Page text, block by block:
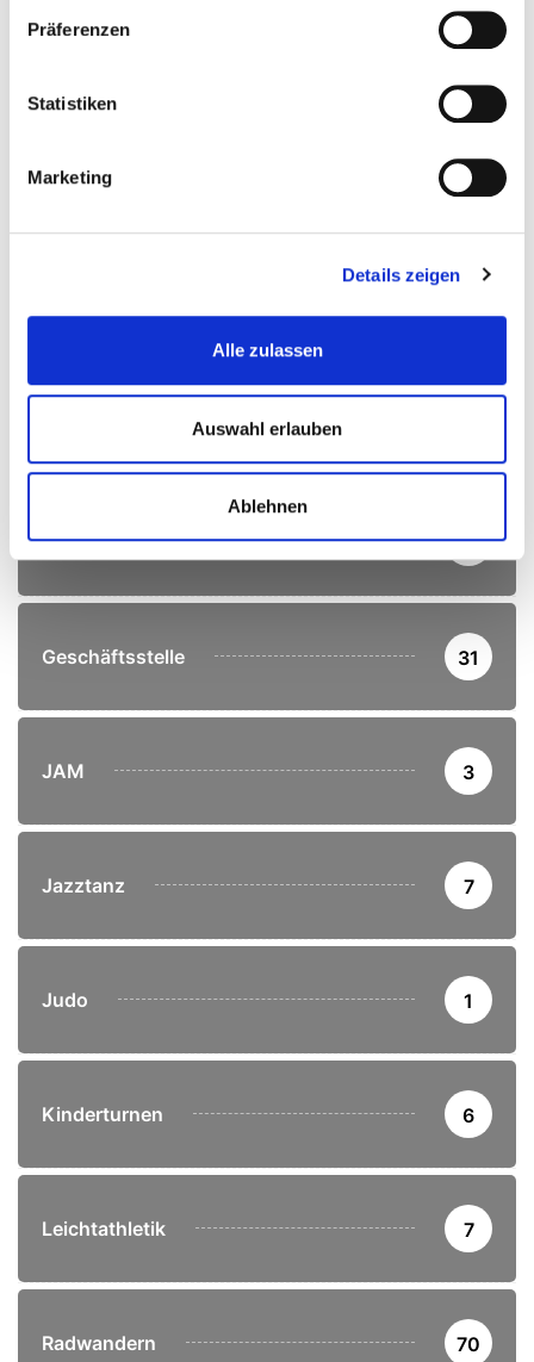
Präferenzen
Statistiken
Marketing
Details zeigen
Alle zulassen
Auswahl erlauben
Ablehnen
7
8
Corona 11
Fußballschule 2
Geschäftsstelle 31
JAM 3
Jazztanz 7
Judo 1
Kinderturnen 6
Leichtathletik 7
Radwandern 70